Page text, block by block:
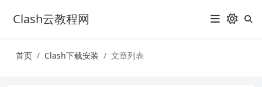
Clash云教程网
首页 Clash下载安装 文章列表